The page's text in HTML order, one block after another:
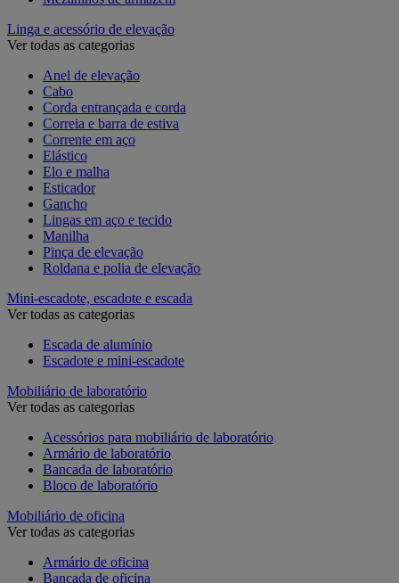
Linga e acessório de elevação
Ver todas as categorias
Anel de elevação
Cabo
Corda entrançada e corda
Correia e barra de estiva
Corrente em aço
Elástico
Elo e malha
Esticador
Gancho
Lingas em aço e tecido
Manilha
Pinça de elevação
Roldana e polia de elevação
Mini-escadote, escadote e escada
Ver todas as categorias
Escada de alumínio
Escadote e mini-escadote
Mobiliário de laboratório
Ver todas as categorias
Acessórios para mobiliário de laboratório
Armário de laboratório
Bancada de laboratório
Bloco de laboratório
Mobiliário de oficina
Ver todas as categorias
Armário de oficina
Bancada de oficina